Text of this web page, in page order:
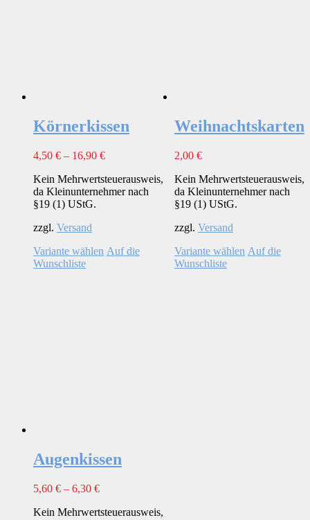
Körnerkissen
4,50 € – 16,90 €
Kein Mehrwertsteuerausweis,
da Kleinunternehmer nach
§19 (1) UStG.
zzgl. Versand
Variante wählen Dieses
Auf die
Wunschliste
Weihnachtskarten
2,00 €
Kein Mehrwertsteuerausweis,
da Kleinunternehmer nach
§19 (1) UStG.
zzgl. Versand
Variante wählen Dieses
Auf die
Wunschliste
Augenkissen
5,60 € – 6,30 €
Kein Mehrwertsteuerausweis,